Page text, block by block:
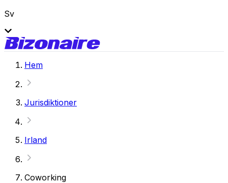
Sv
Hem
Jurisdiktioner
Irland
Coworking